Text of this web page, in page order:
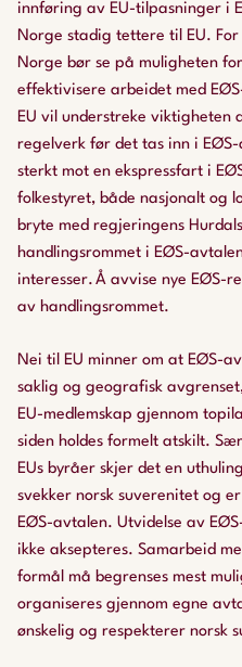
innføring av EU-tilpasninger i
Norge stadig tettere til EU.
Norge bør se på muligheten
effektivisere arbeidet med
EU vil understreke viktigheten
regelverk før det tas inn i
sterkt mot en ekspressfart i
folkestyret, både nasjonalt og
bryte med regjeringens
handlingsrommet i EØS-
interesser. Å avvise nye EØS-
av handlingsrommet.
Nei til EU minner om at EØS-
saklig og geografisk
EU-medlemskap gjennom
siden holdes formelt atskilt.
EUs byråer skjer det en
svekker norsk suverenitet og
EØS-avtalen. Utvidelse av
ikke aksepteres. Samarbeid
formål må begrenses mest
organiseres gjennom egne
ønskelig og respekterer norsk